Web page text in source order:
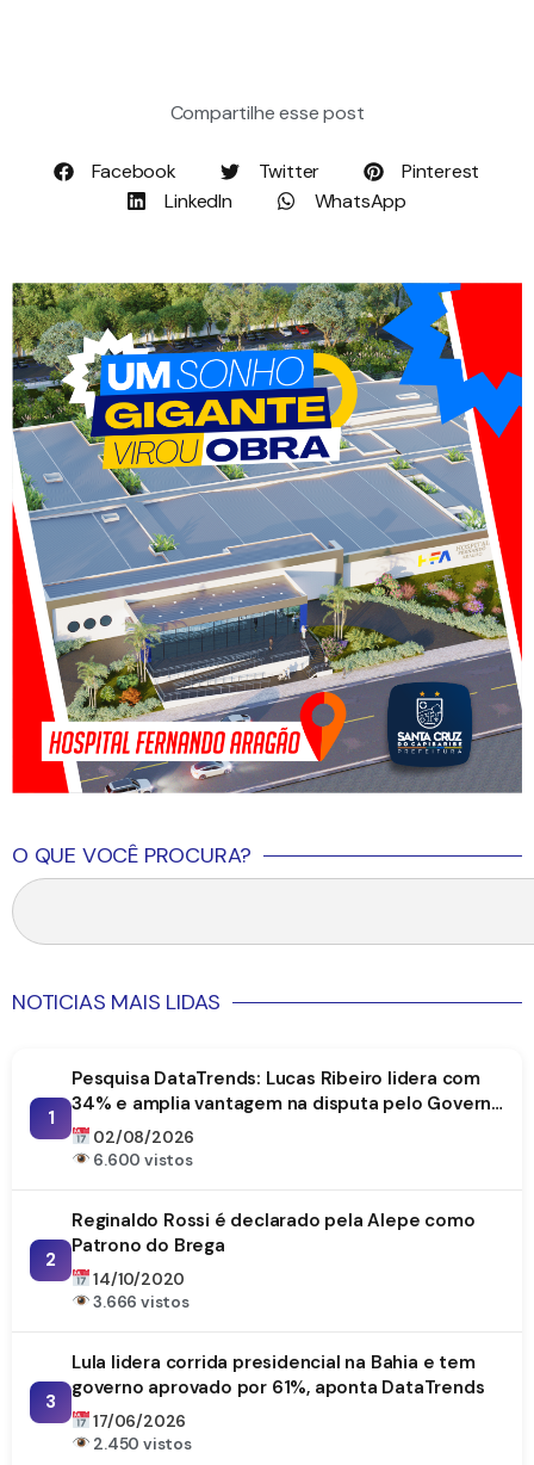
Compartilhe esse post
Facebook Twitter
Pinterest
LinkedIn
WhatsApp
O QUE VOCÊ PROCURA?
NOTICIAS MAIS LIDAS
1
Pesquisa DataTrends: Lucas Ribeiro lidera com
34% e amplia vantagem na disputa pelo Governo
da Paraíba
02/08/2026
6.600 vistos
2
Reginaldo Rossi é declarado pela Alepe como
Patrono do Brega
14/10/2020
3.666 vistos
3
Lula lidera corrida presidencial na Bahia e tem
governo aprovado por 61%, aponta DataTrends
17/06/2026
2.450 vistos